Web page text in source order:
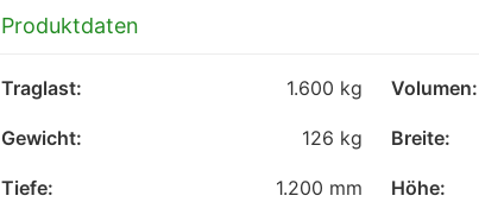
Produktdaten
Traglast: 1.600 kg Volumen:
Gewicht: 126 kg Breite:
Tiefe: 1.200 mm Höhe: